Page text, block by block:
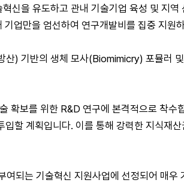
신을 유도하고 관내 기술기업 육성 및 지
업만을 엄선하여 연구개발비를 집중 지원
산) 기반의 생체 모사(Biomimicry) 포뮬러
확보를 위한 R&D 연구에 본격적으로 착
할 계획입니다. 이를 통해 강력한 지식재
되는 기술혁신 지원사업에 선정되어 매우